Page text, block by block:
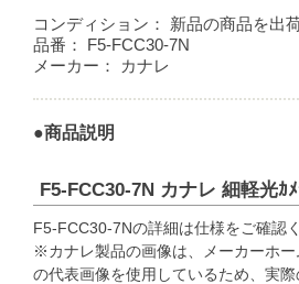
コンディション：
新品の商品を出
品番：
F5-FCC30-7N
メーカー：
カナレ
●商品説明
F5-FCC30-7N カナレ 細軽光ｶ
F5-FCC30-7Nの詳細は仕様をご確認
※カナレ製品の画像は、メーカーホ
の代表画像を使用しているため、実